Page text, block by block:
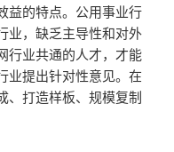
益的特点。公用事业行
业，缺乏主导性和对外
行业共通的人才，才能
业提出针对性意见。在
、打造样板、规模复制